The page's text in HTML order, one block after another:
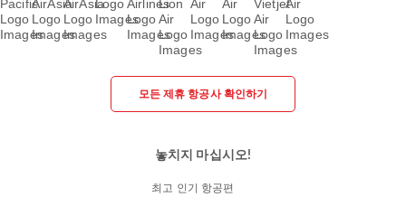
모든 제휴 항공사 확인하기
놓치지 마십시오!
최고 인기 항공편